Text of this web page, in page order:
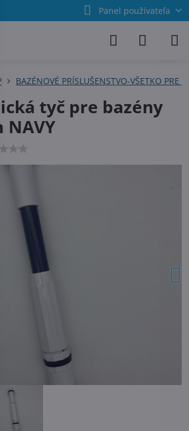
Panel používateľa
BAZÉNOVÉ PRÍSLUŠENSTVO-VŠETKO PRE
tyč pre bazény
NAVY